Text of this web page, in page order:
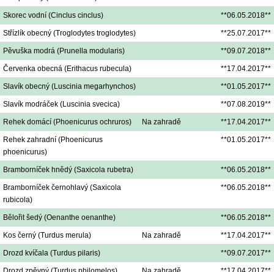
Skorec vodní (Cinclus cinclus) **06.05.2018**
Střízlík obecný (Troglodytes troglodytes) **25.07.2017**
Pěvuška modrá (Prunella modularis) **09.07.2018**
Červenka obecná (Erithacus rubecula) **17.04.2017**
Slavík obecný (Luscinia megarhynchos) **01.05.2017**
Slavík modráček (Luscinia svecica) **07.08.2019**
Rehek domácí (Phoenicurus ochruros) Na zahradě **17.04.2017**
Rehek zahradní (Phoenicurus
phoenicurus)
**01.05.2017**
Bramborníček hnědý (Saxicola rubetra) **06.05.2018**
Bramborníček černohlavý (Saxicola
rubicola)
**06.05.2018**
Bělořit šedý (Oenanthe oenanthe) **06.05.2018**
Kos černý (Turdus merula) Na zahradě **17.04.2017**
Drozd kvíčala (Turdus pilaris) **09.07.2017**